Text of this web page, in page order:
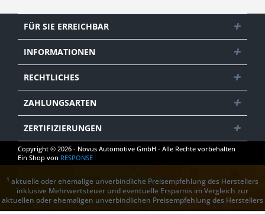
FÜR SIE ERREICHBAR
INFORMATIONEN
RECHTLICHES
ZAHLUNGSARTEN
ZERTIFIZIERUNGEN
Copyright © 2026 - Novus Automotive GmbH - Alle Rechte vorbehalten
Ein Shop von RESPONSE
1 aktuelle oder ehemalige unverbindliche Preisempfehlung des Herstellers
inklusive Mehrwertsteuer und eventuelle Ersparnis im Vergleich zur
aktuellen oder ehemaligen unverbindlichen Preisempfehlung des Herstellers